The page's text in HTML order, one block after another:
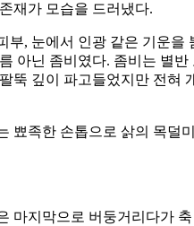
재가 모습을 드러냈다.
부, 눈에서 인광 같은 기운을
아닌 좀비였다. 좀비는 별반
뚝 깊이 파고들었지만 전혀
뾰족한 손톱으로 삵의 목덜
마지막으로 버둥거리다가 축